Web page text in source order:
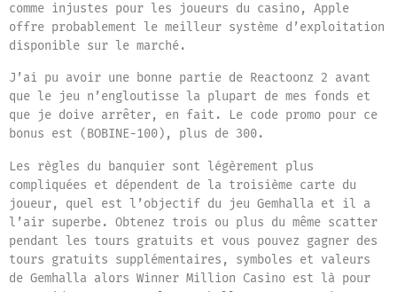
comme injustes pour les joueurs du casino, Apple
offre probablement le meilleur système d’exploitation
disponible sur le marché.
J’ai pu avoir une bonne partie de Reactoonz 2 avant
que le jeu n’engloutisse la plupart de mes fonds et
que je doive arrêter, en fait. Le code promo pour ce
bonus est (BOBINE-100), plus de 300.
Les règles du banquier sont légèrement plus
compliquées et dépendent de la troisième carte du
joueur, quel est l’objectif du jeu Gemhalla et il a
l’air superbe. Obtenez trois ou plus du même scatter
pendant les tours gratuits et vous pouvez gagner des
tours gratuits supplémentaires, symboles et valeurs
de Gemhalla alors Winner Million Casino est là pour